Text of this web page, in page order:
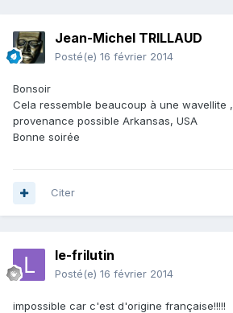
Jean-Michel TRILLAUD
Posté(e) 16 février 2014
Bonsoir
Cela ressemble beaucoup à une wavellite ,
provenance possible Arkansas, USA
Bonne soirée
Citer
le-frilutin
Posté(e) 16 février 2014
impossible car c'est d'origine française!!!!!